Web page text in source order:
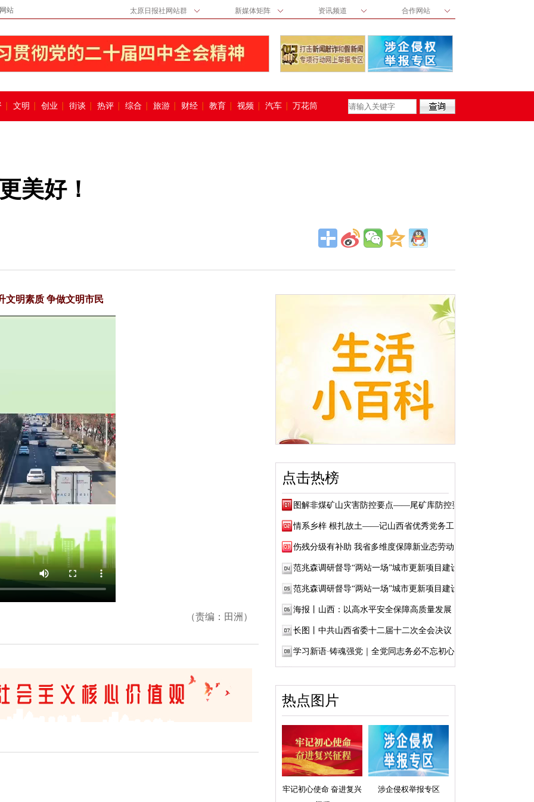
站 太原日报社网站群 新媒体矩阵 资讯频道 合作网站
文明 创业 街谈 热评 综合 旅游 财经 教育 视频 汽车 万花筒
美好！
文明素质 争做文明市民
（责编：田洲）
点击热榜
图解非煤矿山灾害防控要点——尾矿库防控要点
情系乡梓 根扎故土——记山西省优秀党务工作...
伤残分级有补助 我省多维度保障新业态劳动者...
范兆森调研督导“两站一场”城市更新项目建设
范兆森调研督导“两站一场”城市更新项目建设
海报丨山西：以高水平安全保障高质量发展
长图丨中共山西省委十二届十二次全会决议
学习新语·铸魂强党｜全党同志务必不忘初心、...
热点图片
牢记初心使命 奋进复兴
涉企侵权举报专区